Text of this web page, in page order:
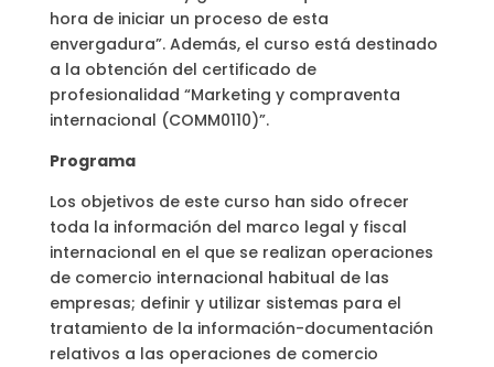
hora de iniciar un proceso de esta
envergadura”. Además, el curso está destinado
a la obtención del certificado de
profesionalidad “Marketing y compraventa
internacional (COMM0110)”.
Programa
Los objetivos de este curso han sido ofrecer
toda la información del marco legal y fiscal
internacional en el que se realizan operaciones
de comercio internacional habitual de las
empresas; definir y utilizar sistemas para el
tratamiento de la información-documentación
relativos a las operaciones de comercio